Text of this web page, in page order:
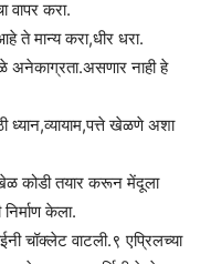
वापर करा.
ते मान्य करा,धीर धरा.
अनेकाग्रता.असणार नाही हे
ध्यान,व्यायाम,पत्ते खेळणे अशा
खेळ कोडी तयार करून मेंदूला
केला.
चॉक्लेट वाटली.९ एप्रिलच्या